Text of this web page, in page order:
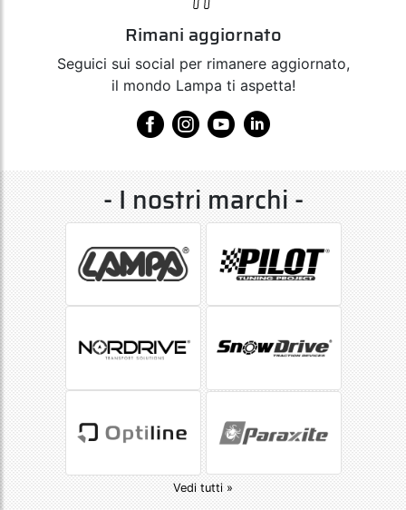
Rimani aggiornato
Seguici sui social per rimanere aggiornato,
il mondo Lampa ti aspetta!
- I nostri marchi -
Vedi tutti »